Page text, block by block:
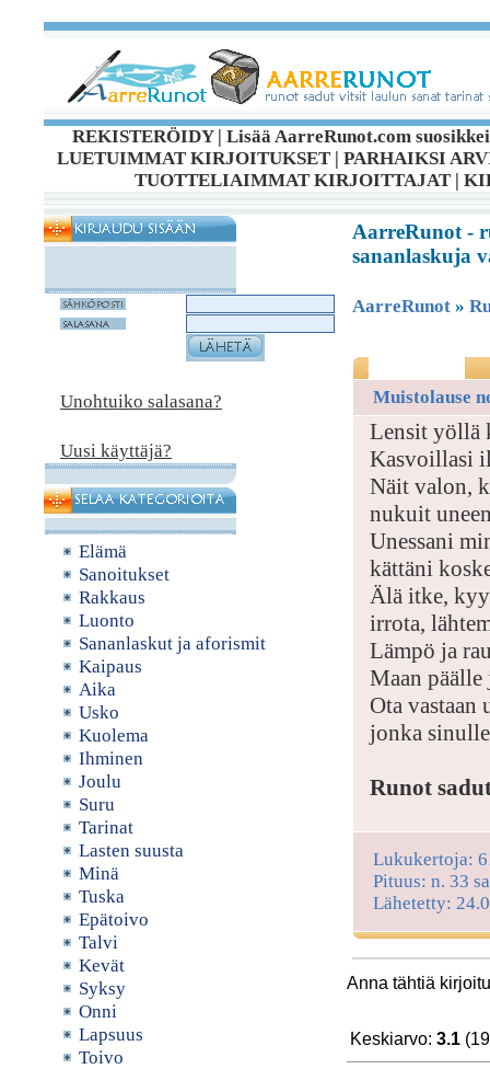
REKISTERÖIDY| Lisää AarreRunot.com
LUETUIMMAT KIRJOITUKSET| PARHAIKSI
TUOTTELIAIMMAT KIRJOITTAJAT|
Unohtuiko salasana?
Uusi käyttäjä?
Elämä
Sanoitukset
Rakkaus
Luonto
Sananlaskut ja aforismit
Kaipaus
Aika
Usko
Kuolema
Ihminen
Joulu
Suru
Tarinat
Lasten suusta
Minä
Tuska
Epätoivo
Talvi
Kevät
Syksy
Onni
Lapsuus
Toivo
AarreRunot -
sananlaskuja
AarreRunot »
Muistolause
Lensit yöllä
Kasvoillasi
Näit valon,
nukuit
Unessani
kättäni
Älä itke,
irrota,
Lämpö ja
Maan päälle
Ota vastaan
jonka
Runot
Lukukertoja:
Pituus: n. 33
Lähetetty:
Anna tähtiä
Keskiarvo: 3.1